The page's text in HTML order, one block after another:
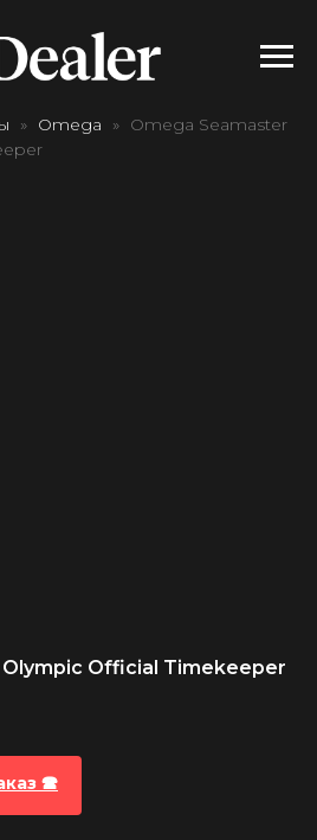
Omega
Omega Seamaster
Official Timekeeper
🕿